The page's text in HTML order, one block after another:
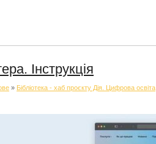
Інструкція
» Бібліотека - хаб проєкту Дія. Цифрова освіта